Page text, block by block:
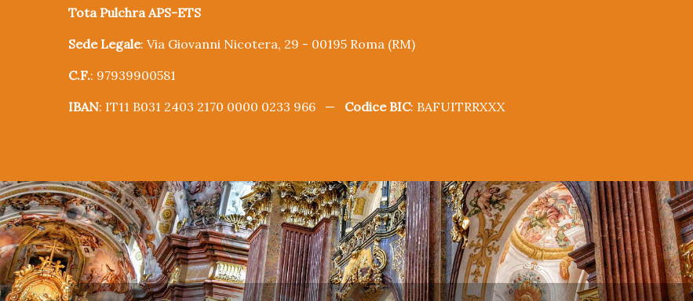
Tota Pulchra APS-ETS
Sede Legale: Via Giovanni Nicotera, 29 - 00195 Roma (RM)
C.F.: 97939900581
IBAN: IT11 B031 2403 2170 0000 0233 966 — Codice BIC: BAFUITRRXXX